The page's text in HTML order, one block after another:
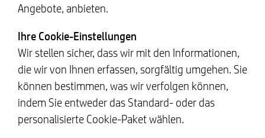
Angebote, anbieten.
Ihre Cookie-Einstellungen
Wir stellen sicher, dass wir mit den Informationen,
die wir von Ihnen erfassen, sorgfältig umgehen. Sie
können bestimmen, was wir verfolgen können,
indem Sie entweder das Standard- oder das
personalisierte Cookie-Paket wählen.